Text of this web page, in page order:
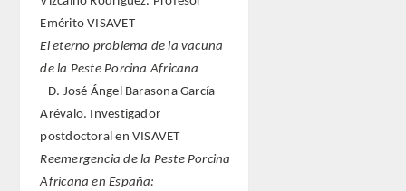
Emérito VISAVET
El eterno problema de la vacuna
de la Peste Porcina Africana
- D. José Ángel Barasona García-
Arévalo. Investigador
postdoctoral en VISAVET
Reemergencia de la Peste Porcina
Africana en España: